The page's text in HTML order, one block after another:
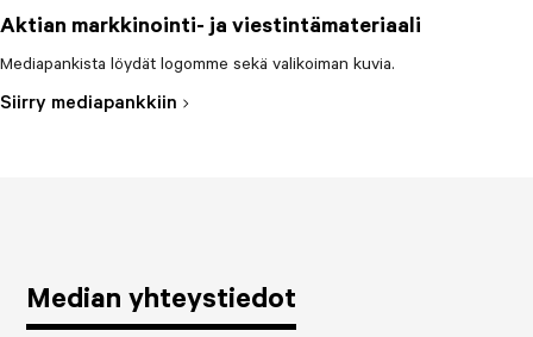
Aktian markkinointi- ja viestintämateriaali
Mediapankista löydät logomme sekä valikoiman kuvia.
Siirry mediapankkiin
Median yhteystiedot